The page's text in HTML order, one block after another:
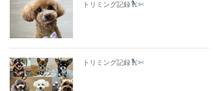
トリミング記録 ✄
トリミング記録 ✄